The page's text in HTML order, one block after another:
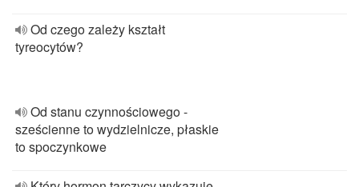
Od czego zależy kształt
tyreocytów?
Od stanu czynnościowego -
sześcienne to wydzielnicze, płaskie
to spoczynkowe